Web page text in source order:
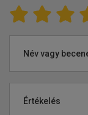
Név vagy
Értékelés